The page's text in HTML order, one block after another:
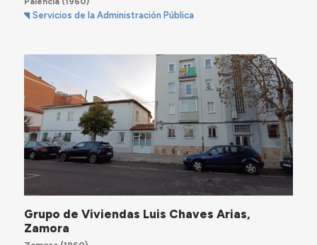
Servicios de la Administración Pública
Grupo de Viviendas Luis Chaves Arias,
Zamora